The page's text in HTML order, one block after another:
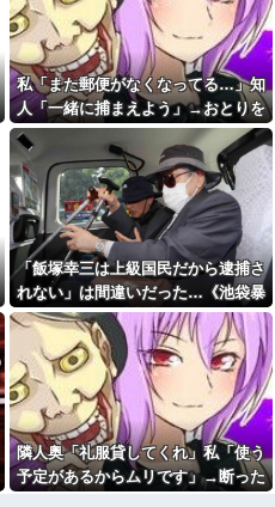
冷蔵庫あけたらパイナップル
があって友人が食ったら、友人
ところのジジイが買ったたくあ
んだったんだか
従姉の息子の内定が決まらず
旦那の会社に口利きを頼めない
かと言うお願い。「一応聞いて
みるけど無理だと思うよ」って
言ったらなぜか返答が上から目
線
【驚異】夫の年収1400万の妻
がランチに使う金額がこちらで
すｗｗｗｗｗｗｗｗｗ
いくらでも一人行動できる人
24歳年収550万ワイ、高級車も
豪邸も買えない人生が確定して
いる事実に咽び泣く
【腹筋崩壊】見た瞬間吹いた
画像を貼っていくスレｗｗｗｗ
【修羅場】父の浮気相手がま
さかの男！？私が突き止めた結
果ｗｗｗｗ
今日から業務報告書の「庶
務」っていう大項目が急に廃止
されたんだけど意味不明すぎる
社会人1年目の時、下の階に住
私「また郵便がなくなってる…」知
人「一緒に捕まえよう」→おとりを
仕掛けたら泥奥がまんまと引っかか
り…
「飯塚幸三は上級国民だから逮捕さ
れない」は間違いだった…《池袋暴
走事故》警視庁幹部が「自民党議
員」に呼び出されても逮捕を見送っ
た理由
隣人奥「礼服貸してくれ」私「使う
予定があるからムリです」→断った